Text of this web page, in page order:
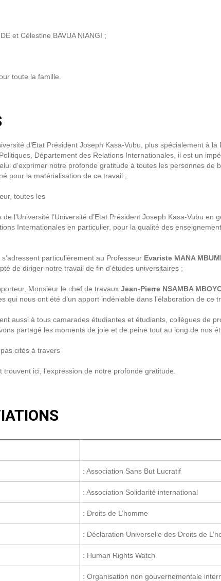
et Célestine BAVUA NIANGI ;
toute la famille.
d’Etat Président Joseph Kasa-Vubu, plus spécialement à la
Département des Relations Internationales, il est un
d’exprimer notre profonde gratitude à toutes les personnes de
pour la matérialisation de ce travail ;
toutes les
l’Université l’Université d’Etat Président Joseph Kasa-Vubu en
Internationales en particulier, pour la qualité des
particulièrement au Professeur Evariste MANA
de diriger notre travail de fin d’études universitaires ;
Monsieur le chef de travaux Jean-Pierre NSAMBA
qui nous ont été d’un apport indéniable dans l’élaboration de ce
aussi à tous camarades étudiantes et étudiants, collègues de
partagé les moments de joie et de peine tout au long de nos
cités à travers
ici, l’expression de notre profonde gratitude.
: Association Sans But Lucratif
: Association Solidarité international
: Droits de L’homme
: Déclaration Universelle des Droits de
: Human Rights Watch
: Organisation non gouvernementale